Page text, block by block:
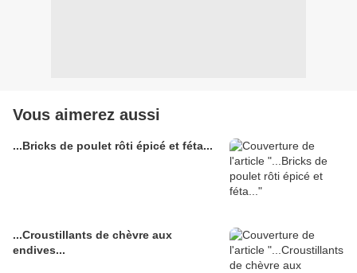
Vous aimerez aussi
...Bricks de poulet rôti épicé et féta...
...Croustillants de chèvre aux
endives...